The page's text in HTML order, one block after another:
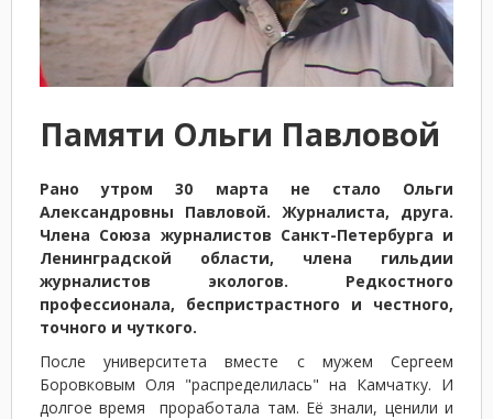
Памяти Ольги Павловой
Рано утром 30 марта не стало Ольги
Александровны Павловой. Журналиста, друга.
Члена Союза журналистов Санкт-Петербурга и
Ленинградской области, члена гильдии
журналистов экологов. Редкостного
профессионала, беспристрастного и честного,
точного и чуткого.
После университета вместе с мужем Сергеем
Боровковым Оля "распределилась" на Камчатку. И
долгое время проработала там. Её знали, ценили и